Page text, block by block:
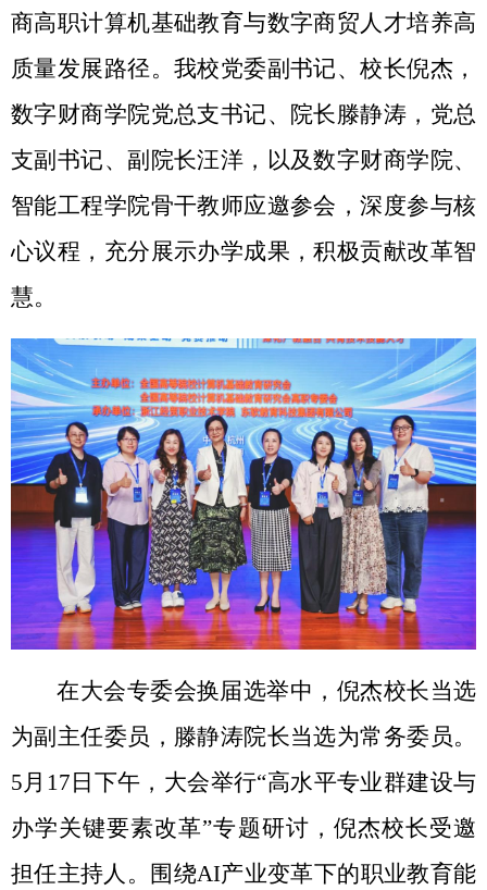
商高职计算机基础教育与数字商贸人才培养高
质量发展路径。我校党委副书记、校长倪杰，
数字财商学院党总支书记、院长滕静涛，党总
支副书记、副院长汪洋，以及数字财商学院、
智能工程学院骨干教师应邀参会，深度参与核
心议程，充分展示办学成果，积极贡献改革智
慧。
在大会专委会换届选举中，倪杰校长当选
为副主任委员，滕静涛院长当选为常务委员。
5 月 17 日下午，大会举行“高水平专业群建设与
办学关键要素改革”专题研讨，倪杰校长受邀
担任主持人。围绕AI产业变革下的职业教育能